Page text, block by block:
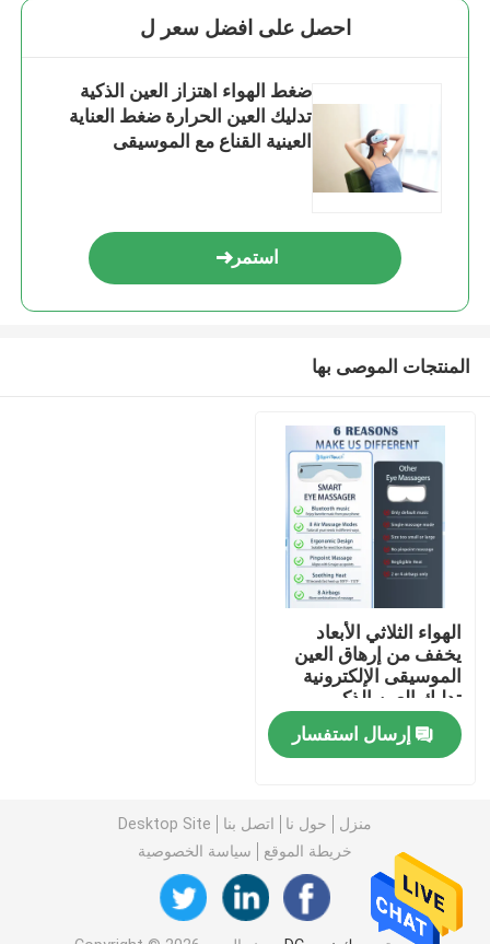
منتجات
أشرطة فيديو
احصل على افضل سعر ل
ضغط الهواء اهتزاز العين الذكية
تدليك العين الحرارة ضغط العناية
العينية القناع مع الموسيقى
استمر
المنتجات الموصى بها
الهواء الثلاثي الأبعاد
يخفف من إرهاق العين
الموسيقى الإلكترونية
تدليك العين الذكي
اللاسلكي
إرسال استفسار
منزل حول نا اتصل بنا
Desktop Site
خريطة الموقع
سياسة الخصوصية